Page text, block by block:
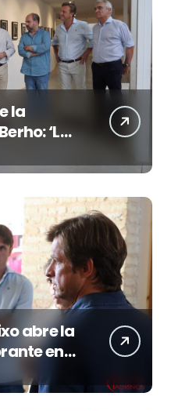
la
‘La
a La
abre la
en